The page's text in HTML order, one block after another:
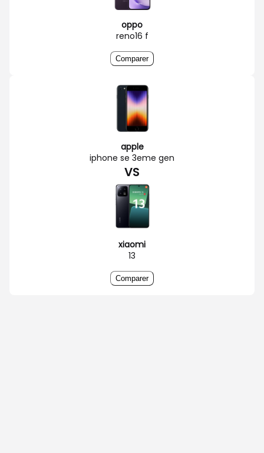
oppo
reno16 f
Comparer
apple
iphone se 3eme gen
VS
xiaomi
13
Comparer